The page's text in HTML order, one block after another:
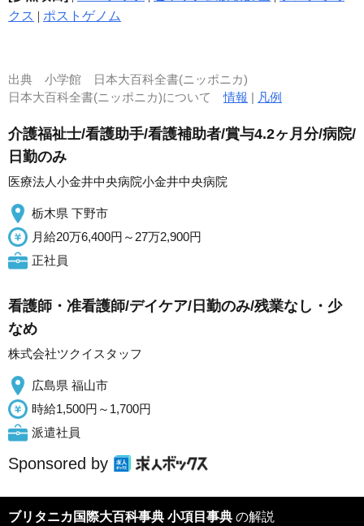
クス | ポストゲノム
出典 小学館 日本大百科全書(ニッポニカ)
日本大百科全書(ニッポニカ)について情報 | 凡例
介護福祉士/看護助手/看護補助者/賞与4.2ヶ月分/病院/
日勤のみ
医療法人小金井中央病院小金井中央病院
栃木県 下野市
月給20万6,400円～27万2,900円
正社員
看護師・准看護師/デイケア/日勤のみ/残業なし・少
なめ
株式会社ツクイスタッフ
広島県 福山市
時給1,500円～1,700円
派遣社員
Sponsored by
ブリタニカ国際大百科事典 小項目事典 の解説